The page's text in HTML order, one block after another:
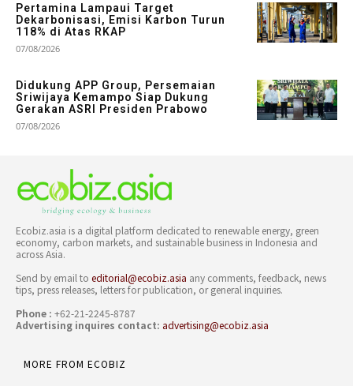
Pertamina Lampaui Target
Dekarbonisasi, Emisi Karbon Turun
118% di Atas RKAP
07/08/2026
Didukung APP Group, Persemaian
Sriwijaya Kemampo Siap Dukung
Gerakan ASRI Presiden Prabowo
07/08/2026
Ecobiz.asia is a digital platform dedicated to renewable energy, green
economy, carbon markets, and sustainable business in Indonesia and
across Asia.
Send by email to editorial@ecobiz.asia any comments, feedback, news
tips, press releases, letters for publication, or general inquiries.
Phone : +62-21-2245-8787
Advertising inquires contact: advertising@ecobiz.asia
MORE FROM ECOBIZ